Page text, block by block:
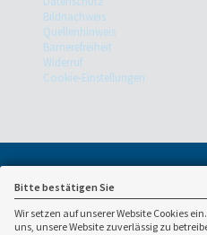
Bitte bestätigen Sie
Wir setzen auf unserer Website Cookies
uns, unsere Website zuverlässig zu
Bildnachweis
Quellenhinweis
Barrierefreiheit
Widerruf
Cookie-Einstellungen